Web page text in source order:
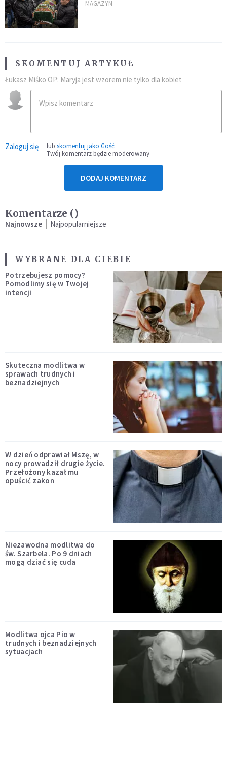
MAGAZYN
SKOMENTUJ ARTYKUŁ
Łukasz Miśko OP: Maryja jest wzorem nie tylko dla kobiet
Zaloguj się lub skomentuj jako Gość
Twój komentarz będzie moderowany
DODAJ KOMENTARZ
Komentarze ()
Najnowsze Najpopularniejsze
WYBRANE DLA CIEBIE
Potrzebujesz pomocy?
Pomodlimy się w Twojej
intencji
Skuteczna modlitwa w
sprawach trudnych i
beznadziejnych
W dzień odprawiał Mszę, w
nocy prowadził drugie życie.
Przełożony kazał mu
opuścić zakon
Niezawodna modlitwa do
św. Szarbela. Po 9 dniach
mogą dziać się cuda
Modlitwa ojca Pio w
trudnych i beznadziejnych
sytuacjach